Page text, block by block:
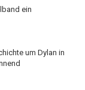
ein
um Dylan in